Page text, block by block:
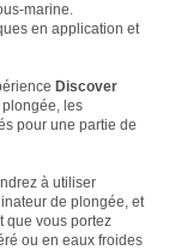
marine.
en application et
Discover
les
pour une partie de
à utiliser
de plongée, et
que vous portez
ou en eaux froides